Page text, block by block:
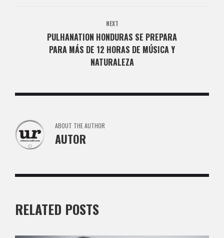
NEXT
PULHANATION HONDURAS SE PREPARA
PARA MÁS DE 12 HORAS DE MÚSICA Y
NATURALEZA
ABOUT THE AUTHOR
AUTOR
RELATED POSTS